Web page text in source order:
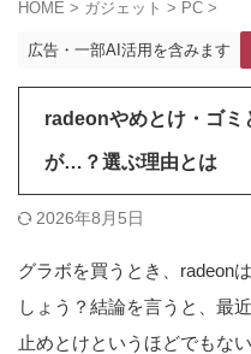
HOME > ガジェット > PC >
広告・一部AI活用を含みます
radeonやめとけ・ゴミ
が…？選ぶ理由とは
2026年8月5日
グラボを買うとき、radeon
しょう？結論を言うと、最
止めとけというほどでもな